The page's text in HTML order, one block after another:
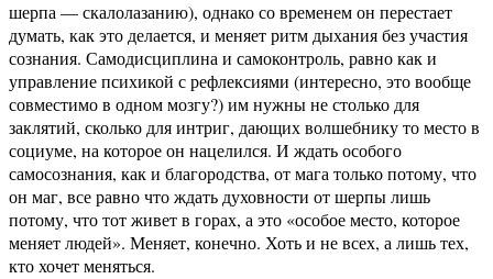
шерпа — скалолазанию), однако со временем он перестает
думать, как это делается, и меняет ритм дыхания без участия
сознания. Самодисциплина и самоконтроль, равно как и
управление психикой с рефлексиями (интересно, это вообще
совместимо в одном мозгу?) им нужны не столько для
заклятий, сколько для интриг, дающих волшебнику то место в
социуме, на которое он нацелился. И ждать особого
самосознания, как и благородства, от мага только потому, что
он маг, все равно что ждать духовности от шерпы лишь
потому, что тот живет в горах, а это «особое место, которое
меняет людей». Меняет, конечно. Хоть и не всех, а лишь тех,
кто хочет меняться.